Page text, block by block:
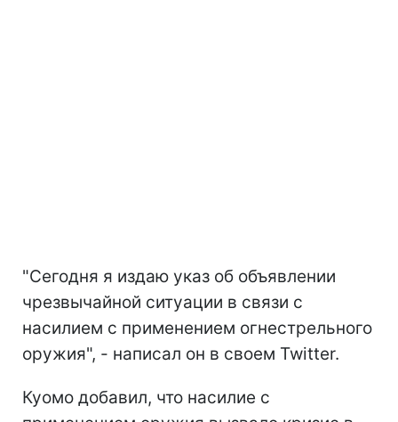
"Сегодня я издаю указ об объявлении
чрезвычайной ситуации в связи с
насилием с применением огнестрельного
оружия", - написал он в своем Twitter.
Куомо добавил, что насилие с